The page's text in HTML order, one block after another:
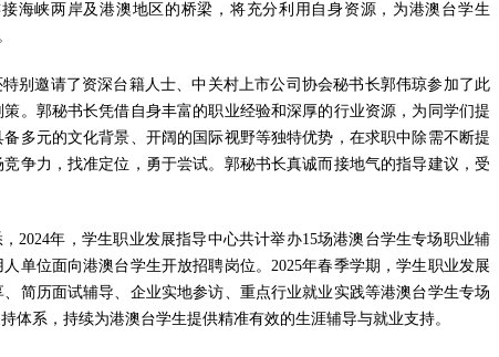
海峡两岸及港澳地区的桥梁，将充分利用自身资源，为港澳台学生
别邀请了资深台籍人士、中关村上市公司协会秘书长郭伟琼参加了此
。郭秘书长凭借自身丰富的职业经验和深厚的行业资源，为同学们提
多元的文化背景、开阔的国际视野等独特优势，在求职中除需不断提
争力，找准定位，勇于尝试。郭秘书长真诚而接地气的指导建议，受
2024年，学生职业发展指导中心共计举办15场港澳台学生专场职业辅
单位面向港澳台学生开放招聘岗位。2025年春季学期，学生职业发展
简历面试辅导、企业实地参访、重点行业就业实践等港澳台学生专场
体系，持续为港澳台学生提供精准有效的生涯辅导与就业支持。